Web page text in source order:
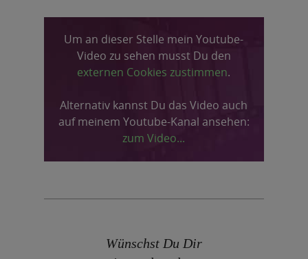
Um an dieser Stelle mein Youtube-
Video zu sehen musst Du den
externen Cookies zustimmen.
Alternativ kannst Du das Video auch
auf meinem Youtube-Kanal ansehen:
zum Video...
Wünschst Du Dir